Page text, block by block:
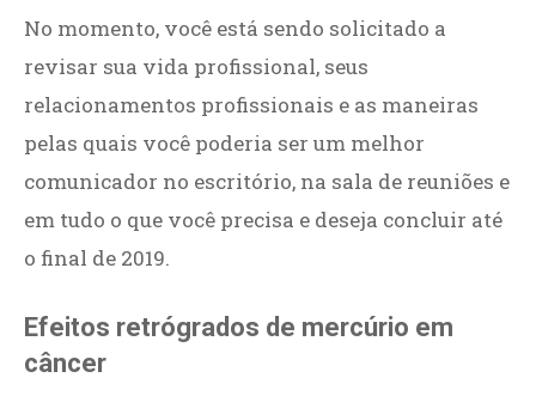
No momento, você está sendo solicitado a
revisar sua vida profissional, seus
relacionamentos profissionais e as maneiras
pelas quais você poderia ser um melhor
comunicador no escritório, na sala de reuniões e
em tudo o que você precisa e deseja concluir até
o final de 2019.
Efeitos retrógrados de mercúrio em
câncer